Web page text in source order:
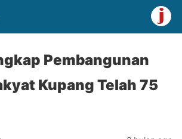
Pembangunan
Kupang Telah 75